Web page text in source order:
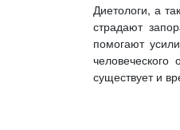
Диетологи, а
страдают
помогают
существует и